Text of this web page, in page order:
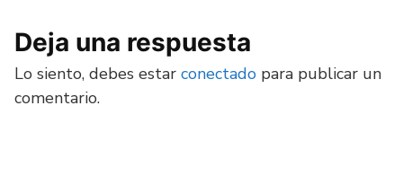
Deja una respuesta
Lo siento, debes estar conectado para publicar un
comentario.